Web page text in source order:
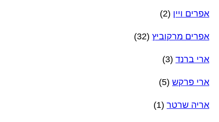
אפרים ויין (2)
אפרים מרקוביץ (32)
ארי ברנד (3)
ארי פרקש (5)
אריה שרטר (1)